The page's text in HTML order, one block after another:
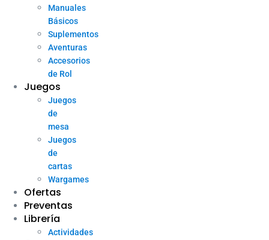
Manuales
Básicos
Suplementos
Aventuras
Accesorios
de Rol
Juegos
Juegos
de
mesa
Juegos
de
cartas
Wargames
Ofertas
Preventas
Librería
Actividades